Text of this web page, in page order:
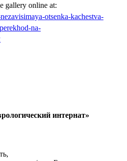
gallery online at:
otsenka-kachestva-
na-
интернат»